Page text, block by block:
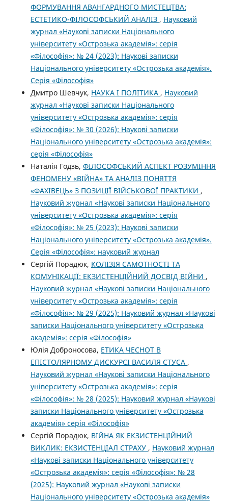
ФОРМУВАННЯ АВАНГАРДНОГО МИСТЕЦТВА:
ЕСТЕТИКО-ФІЛОСОФСЬКИЙ АНАЛІЗ , Науковий
журнал «Наукові записки Національного
університету «Острозька академія»: серія
«Філософія»: № 24 (2023): Наукові записки
Національного університету «Острозька академія».
Серія «Філософія»
Дмитро Шевчук, НАУКА І ПОЛІТИКА , Науковий
журнал «Наукові записки Національного
університету «Острозька академія»: серія
«Філософія»: № 30 (2026): Наукові записки
Національного університету «Острозька академія»:
серія «Філософія»
Наталія Годзь, ФІЛОСОФСЬКИЙ АСПЕКТ РОЗУМІННЯ
ФЕНОМЕНУ «ВІЙНА» ТА АНАЛІЗ ПОНЯТТЯ
«ФАХІВЕЦЬ» З ПОЗИЦІЇ ВІЙСЬКОВОЇ ПРАКТИКИ ,
Науковий журнал «Наукові записки Національного
університету «Острозька академія»: серія
«Філософія»: № 25 (2023): Наукові записки
Національного університету «Острозька академія».
Серія «Філо­софія»: науковий журнал
Сергій Порадюк, КОЛІЗІЯ САМОТНОСТІ ТА
КОМУНІКАЦІЇ: ЕКЗИСТЕНЦІЙНИЙ ДОСВІД ВІЙНИ ,
Науковий журнал «Наукові записки Національного
університету «Острозька академія»: серія
«Філософія»: № 29 (2025): Науковий журнал «Наукові
записки Національного університету «Острозька
академія»: серія «Філософія»
Юлія Доброносова, ЕТИКА ЧЕСНОТ В
ЕПІСТОЛЯРНОМУ ДИСКУРСІ ВАСИЛЯ СТУСА ,
Науковий журнал «Наукові записки Національного
університету «Острозька академія»: серія
«Філософія»: № 28 (2025): Науковий журнал «Наукові
записки Національного університету «Острозька
академія» серія «Філософія»
Сергій Порадюк, ВІЙНА ЯК ЕКЗИСТЕНЦІЙНИЙ
ВИКЛИК: ЕКЗИСТЕНЦІАЛ СТРАХУ , Науковий журнал
«Наукові записки Національного університету
«Острозька академія»: серія «Філософія»: № 28
(2025): Науковий журнал «Наукові записки
Національного університету «Острозька академія»